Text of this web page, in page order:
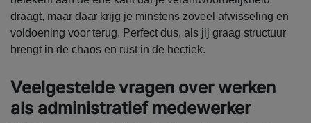
draagt, maar daar krijg je minstens zoveel afwisseling en
voldoening voor terug. Perfect dus, als jij graag structuur
brengt in de chaos en rust in de hectiek.
Veelgestelde vragen over werken
als administratief medewerker